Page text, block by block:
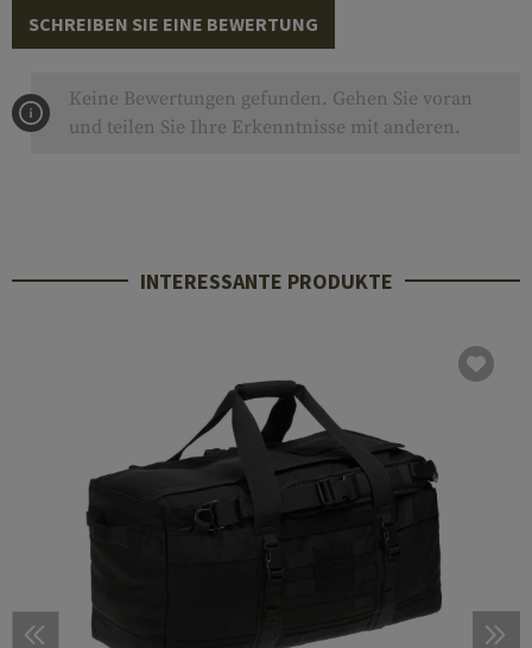
SCHREIBEN SIE EINE BEWERTUNG
Keine Bewertungen gefunden. Gehen Sie voran
und teilen Sie Ihre Erkenntnisse mit anderen.
INTERESSANTE PRODUKTE